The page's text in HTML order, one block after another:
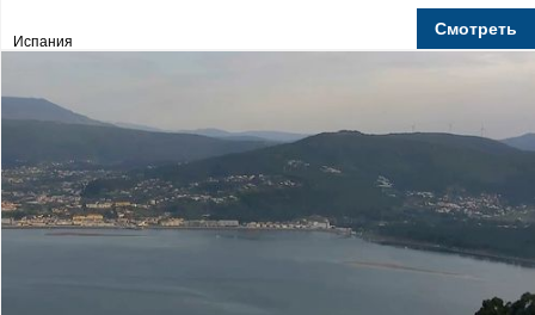
Испания
Смотреть